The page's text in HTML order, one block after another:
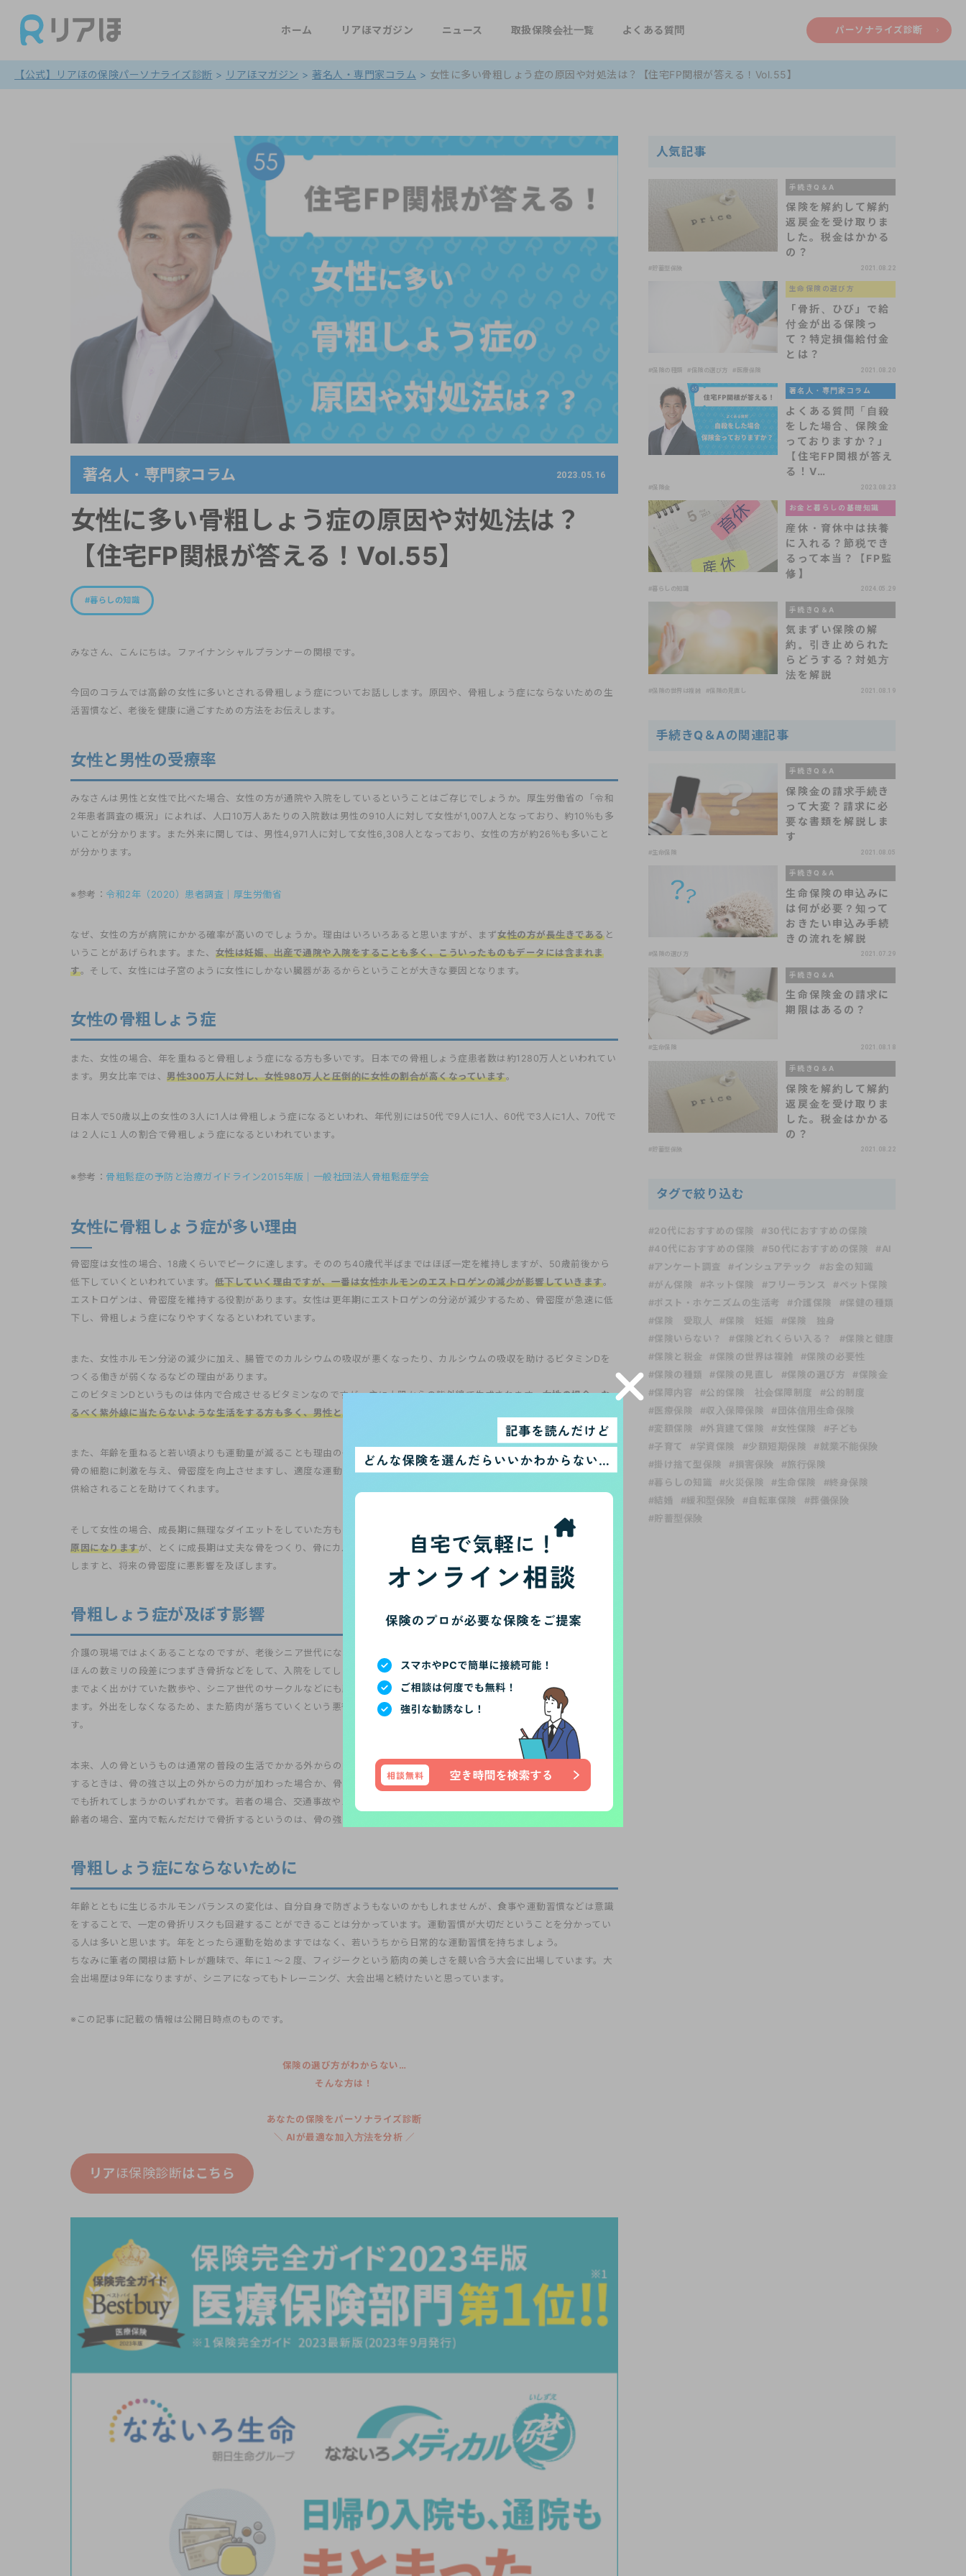
ホーム リアほマガジン ニュース 取扱保険会社一覧 よくある質問 パーソナライズ診断
【公式】リアほの保険パーソナライズ診断 > リアほマガジン > 著名人・専門家コラム > 女性に多い骨粗しょう症の原因や対処法は？【住宅FP関根が答える！Vol.55】
著名人・専門家コラム 2023.05.16
女性に多い骨粗しょう症の原因や対処法は？
【住宅FP関根が答える！Vol.55】
暮らしの知識
みなさん、こんにちは。ファイナンシャルプランナーの関根です。
今回のコラムでは高齢の女性に多いとされる骨粗しょう症についてお話しします。原因や、骨粗しょう症にならないための生
活習慣など、老後を健康に過ごすための方法をお伝えします。
女性と男性の受療率
みなさんは男性と女性で比べた場合、女性の方が通院や入院をしているということはご存じでしょうか。厚生労働省の「令和
2年患者調査の概況」によれば、人口10万人あたりの入院数は男性の910人に対して女性が1,007人となっており、約10％も多
いことが分かります。また外来に関しては、男性4,971人に対して女性6,308人となっており、女性の方が約26％も多いこと
が分かります。
※参考： 令和2年（2020）患者調査｜厚生労働省
なぜ、女性の方が病院にかかる確率が高いのでしょうか。理由はいろいろあると思いますが、まず女性の方が長生きであると
いうことがあげられます。また、 女性は妊娠、出産で通院や入院をすることも多く、こういったものもデータには含まれま
す。そして、女性には子宮のように女性にしかない臓器があるからということが大きな要因となります。
女性の骨粗しょう症
また、女性の場合、年を重ねると骨粗しょう症になる方も多いです。日本での骨粗しょう症患者数は約1280万人といわれてい
ます。男女比率では、 男性300万人に対し、女性980万人と圧倒的に女性の割合が高くなっています。
日本人で50歳以上の女性の3人に1人は骨粗しょう症になるといわれ、年代別には50代で9人に1人、60代で3人に1人、70代で
は２人に１人の割合で骨粗しょう症になるといわれています。
※参考： 骨粗鬆症の予防と治療ガイドライン2015年版｜一般社団法人骨粗鬆症学会
女性に骨粗しょう症が多い理由
骨密度は女性の場合、18歳くらいでピークに達します。そののち40歳代半ばまではほぼ一定を維持しますが、50歳前後から
低下していくといわれています。 低下していく理由ですが、一番は女性ホルモンのエストロゲンの減少が影響していきます。
エストロゲンは、骨密度を維持する役割があります。女性は更年期にエストロゲンの分泌が減少するため、骨密度が急速に低
下し、骨粗しょう症になりやすくなるといわれています。
また、女性ホルモン分泌の減少に加え、腸管でのカルシウムの吸収が悪くなったり、カルシウムの吸収を助けるビタミンDを
つくる働きが弱くなるなどの理由があります。
このビタミンDというものは体内で合成させるビタミンなのですが、主に太陽からの紫外線で生成されます。女性の場合、な
るべく紫外線に当たらないような生活をする方も多く、男性と比べて骨粗しょう症になりやすくなります
また、年齢を重ねると若い頃よりも運動量が減ることも理由の一つといわれています。運動によって骨にかかる圧力や負荷が
骨の細胞に刺激を与え、骨密度を向上させますし、適度な運動は腸でのカルシウムの吸収を促進し、骨に適切なカルシウムが
供給されることを助けてくれます。
そして女性の場合、成長期に無理なダイエットをしていた方も多いと思います。
ダイエットによる栄養不足は骨粗しょう症の
原因になりますが、とくに成長期は丈夫な骨をつくり、骨にカルシウムを貯蓄する大事な時期ですので、極端なダイエットを
しますと、将来の骨密度に悪影響を及ぼします。
骨粗しょう症が及ぼす影響
介護の現場ではよくあることなのですが、老後シニア世代になっても自分は若いと思い、アクティブに動いていたとしても、
ほんの数ミリの段差につまずき骨折などをして、入院をしてしまうことがあります。その入院が長引く中で筋肉が衰え、それ
までよく出かけていた散歩や、シニア世代のサークルなどにも顔を出さなくなり、一気にふさぎ込んでしまうこともよくあり
ます。外出をしなくなるため、また筋肉が落ちていくという悪循環を繰り返す。そういった老後を過ごす方はとても多いで
す。
本来、人の骨というものは通常の普段の生活でかかる外からの力に十分に耐えられるほど強く出来ています。そのため骨折を
するときは、骨の強さ以上の外からの力が加わった場合か、骨粗しょう症などで骨自体が弱くなっていて、少しの外からの力
でも折れてしまうかのいずれかです。若者の場合、交通事故やスポーツ中の衝突などで大きな力が加わって骨折しますが、高
齢者の場合、室内で転んだだけで骨折するというのは、骨の強さが弱くなっているからです。
骨粗しょう症にならないために
年齢とともに生じるホルモンバランスの変化は、自分自身で防ぎようもないのかもしれませんが、食事や運動習慣などは意識
をすることで、一定の骨折リスクも回避することができることは分かっています。運動習慣が大切だということを分かってい
る人は多いと思います。年をとったら運動を始めますではなく、若いうちから日常的な運動習慣を持ちましょう。
ちなみに筆者の関根は筋トレが趣味で、年に１～２度、フィジークという筋肉の美しさを競い合う大会に出場しています。大
会出場歴は9年になりますが、シニアになってもトレーニング、大会出場と続けたいと思っています。
※この記事に記載の情報は公開日時点のものです。
保険の選び方がわからない…
そんな方は！
あなたの保険をパーソナライズ診断
＼ AIが最適な加入方法を分析 ／
リアほ保険診断はこちら
人気記事
手続きQ＆A
保険を解約して解約
返戻金を受け取りま
した。税金はかかる
の？
#貯蓄型保険 2021.08.22
生命保険の選び方
「骨折、ひび」で給
付金が出る保険っ
て？特定損傷給付金
とは？
#保険の種類 #保険の選び方 #医療保険 2021.08.20
著名人・専門家コラム
よくある質問「自殺
をした場合、保険金
っておりますか？」
【住宅FP関根が答え
る！V…
#保険金 2023.08.23
お金と暮らしの基礎知識
産休・育休中は扶養
に入れる？節税でき
るって本当？【FP監
修】
#暮らしの知識 2024.05.29
手続きQ＆A
気まずい保険の解
約。引き止められた
らどうする？対処方
法を解説
#保険の世界は複雑 #保険の見直し 2021.08.19
手続きQ＆Aの関連記事
手続きQ＆A
保険金の請求手続き
って大変？請求に必
要な書類を解説しま
す
#生命保険 2021.08.05
手続きQ＆A
生命保険の申込みに
は何が必要？知って
おきたい申込み手続
きの流れを解説
#保険の選び方 2021.07.29
手続きQ＆A
生命保険金の請求に
期限はあるの？
#生命保険 2021.08.18
手続きQ＆A
保険を解約して解約
返戻金を受け取りま
した。税金はかかる
の？
#貯蓄型保険 2021.08.22
タグで絞り込む
#20代におすすめの保険
#30代におすすめの保険
#40代におすすめの保険
#50代におすすめの保険
#AI
#アンケート調査
#インシュアテック
#お金の知識
#がん保険
#ネット保険 #フリーランス
#ペット保険
#ポスト・ホケニズムの生活考
#介護保険
#保健の種類
#保険 受取人
#保険 妊娠
#保険 独身
#保険いらない？
#保険どれくらい入る？
#保険と健康
#保険と税金
#保険の世界は複雑
#保険の必要性
#保険の種類
#保険の見直し #保険の選び方
#保険金
#保障内容
#公的保険 社会保障制度
#公的制度
#医療保険
#収入保障保険
#団体信用生命保険
#変額保険
#外貨建て保険 #女性保険
#子ども
#子育て
#学資保険 #少額短期保険
#就業不能保険
#掛け捨て型保険
#損害保険
#旅行保険
#暮らしの知識
#火災保険 #生命保険
#終身保険
#結婚
#緩和型保険 #自転車保険
#葬儀保険
#貯蓄型保険